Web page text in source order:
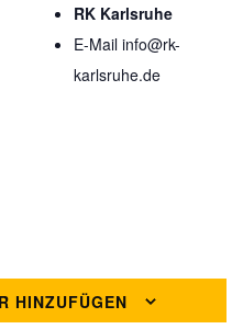
RK Karlsruhe
E-Mail info@rk-
karlsruhe.de
HINZUFÜGEN